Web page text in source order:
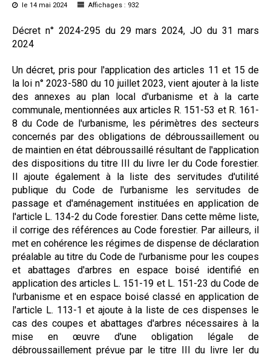
Conclusions et Rapports
Formez-vous !
le 14 mai 2024
Affichages : 932
Décret n° 2024-295 du 29 mars 2024, JO du 31 mars
2024
Un décret, pris pour l'application des articles 11 et 15 de
la loi n° 2023-580 du 10 juillet 2023, vient ajouter à la liste
des annexes au plan local d'urbanisme et à la carte
communale, mentionnées aux articles R. 151-53 et R. 161-
8 du Code de l'urbanisme, les périmètres des secteurs
concernés par des obligations de débroussaillement ou
de maintien en état débroussaillé résultant de l'application
des dispositions du titre III du livre Ier du Code forestier.
Il ajoute également à la liste des servitudes d'utilité
publique du Code de l'urbanisme les servitudes de
passage et d'aménagement instituées en application de
l'article L. 134-2 du Code forestier. Dans cette même liste,
il corrige des références au Code forestier. Par ailleurs, il
met en cohérence les régimes de dispense de déclaration
préalable au titre du Code de l'urbanisme pour les coupes
et abattages d'arbres en espace boisé identifié en
application des articles L. 151-19 et L. 151-23 du Code de
l'urbanisme et en espace boisé classé en application de
l'article L. 113-1 et ajoute à la liste de ces dispenses le
cas des coupes et abattages d'arbres nécessaires à la
mise en œuvre d'une obligation légale de
débroussaillement prévue par le titre III du livre Ier du